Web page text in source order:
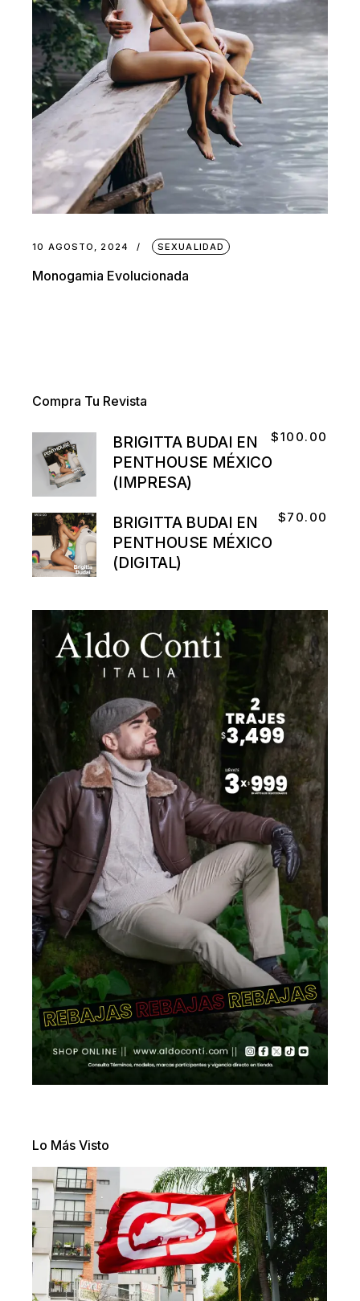
10 AGOSTO, 2024 SEXUALIDAD
Monogamia Evolucionada
Compra Tu Revista
BRIGITTA BUDAI EN
PENTHOUSE MÉXICO
(IMPRESA)
$100.00
BRIGITTA BUDAI EN
PENTHOUSE MÉXICO
(DIGITAL)
$70.00
Lo Más Visto